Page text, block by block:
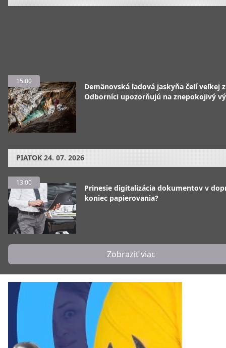
15:00
Demänovská ľadová jaskyňa čelí veľkej
Odborníci upozorňujú na znepokojivý
PIATOK 24. 07. 2026
13:00
Prinesie digitalizácia dokumentov v
koniec papierovania?
Zobraziť viac